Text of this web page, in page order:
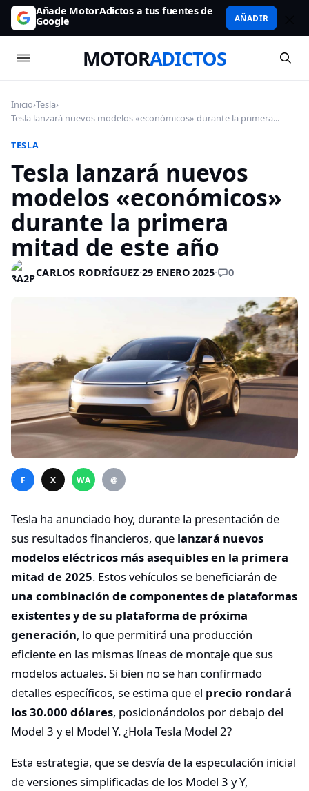
Añade MotorAdictos a tus fuentes de
Google AÑADIR
MOTORADICTOS
Inicio›Tesla›
Tesla lanzará nuevos modelos «económicos» durante la primera...
TESLA
Tesla lanzará nuevos
modelos «económicos»
durante la primera
mitad de este año
CARLOS RODRÍGUEZ·29 ENERO 2025· 0
F X WA @
Tesla ha anunciado hoy, durante la presentación de
sus resultados financieros, que lanzará nuevos
modelos eléctricos más asequibles en la primera
mitad de 2025. Estos vehículos se beneficiarán de
una combinación de componentes de plataformas
existentes y de su plataforma de próxima
generación, lo que permitirá una producción
eficiente en las mismas líneas de montaje que sus
modelos actuales. Si bien no se han confirmado
detalles específicos, se estima que el precio rondará
los 30.000 dólares, posicionándolos por debajo del
Model 3 y el Model Y. ¿Hola Tesla Model 2?
Esta estrategia, que se desvía de la especulación inicial
de versiones simplificadas de los Model 3 y Y,